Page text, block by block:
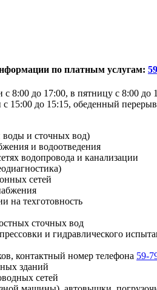
по платным услугам:
8:00 до 17:00, в пятницу с 8:00 до
15:00 до 15:15, обеденный
воды и сточных вод)
и водоотведения
водопровода и канализации
сетей
на техготовность
сточных вод
и гидравлического
контактный номер телефона 59-
зданий
сетей